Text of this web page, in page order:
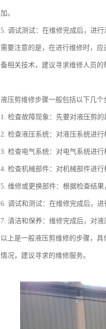
加。
5. 调试测试：在维修完成后，进
需要注意的是，在进行维修时，
备相关技术，建议寻求维修人员的
液压剪维修步骤一般包括以下几个
1. 检查故障现象：先要对液压剪
2. 检查液压系统：对液压系统进
3. 检查电气系统：对电气系统进
4. 检查机械部件：对机械部件进
5. 维修或更换部件：根据检查结
6. 调试和测试：在维修完成后，
7. 清洁和保养：维修完成后，对
以上是一般液压剪维修的步骤，
情况，建议寻求的维修服务。